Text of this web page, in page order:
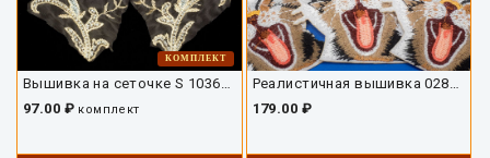
КОМПЛЕКТ
Вышивка на сеточке S 10361ДВ-01
97.00 ₽ комплект
Реалистичная вышивка 02892ДВ-02
179.00 ₽